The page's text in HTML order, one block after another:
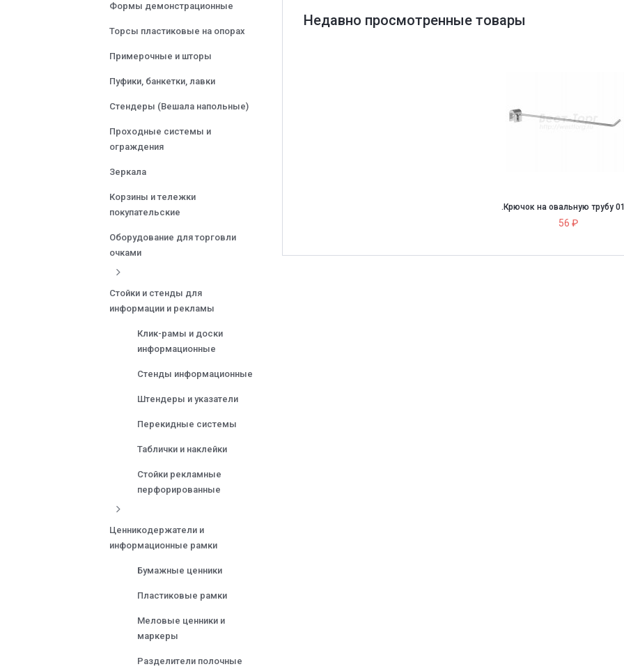
Недавно просмотренные товары
.Крючок на овальную трубу
56 ₽
Формы демонстрационные
Торсы пластиковые на опорах
Примерочные и шторы
Пуфики, банкетки, лавки
Стендеры (Вешала напольные)
Проходные системы и
ограждения
Зеркала
Корзины и тележки
покупательские
Оборудование для торговли
очками
Стойки и стенды для
информации и рекламы
Клик-рамы и доски
информационные
Стенды информационные
Штендеры и указатели
Перекидные системы
Таблички и наклейки
Стойки рекламные
перфорированные
Ценникодержатели и
информационные рамки
Бумажные ценники
Пластиковые рамки
Меловые ценники и
маркеры
Разделители полочные